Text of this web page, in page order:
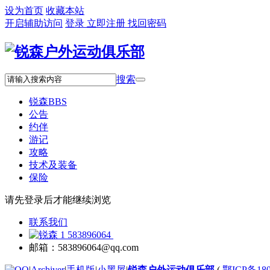
设为首页 收藏本站
开启辅助访问 登录 立即注册 找回密码
搜索
锐森BBS
公告
约伴
游记
攻略
技术及装备
保险
请先登录后才能继续浏览
联系我们
583896064
邮箱：583896064@qq.com